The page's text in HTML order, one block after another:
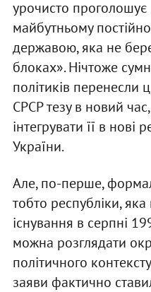
урочисто проголошує
майбутньому
державою, яка не
блоках». Нічтоже
політиків перенесли
СРСР тезу в новий
інтегрувати її в нові
України.
Але, по-перше,
тобто республіки,
існування в серпні
можна розглядати
політичного
заяви фактично